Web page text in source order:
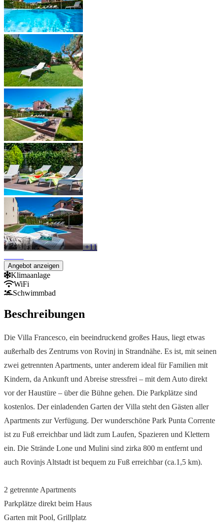
+11
Angebot anzeigen
Klimaanlage
WiFi
Schwimmbad
Beschreibungen
Die Villa Francesco, ein beeindruckend großes Haus, liegt etwas
außerhalb des Zentrums von Rovinj in Strandnähe. Es ist, mit seinen
zwei getrennten Apartments, unter anderem ideal für Familien mit
Kindern, da Ankunft und Abreise stressfrei – mit dem Auto direkt
vor der Haustüre – über die Bühne gehen. Die Parkplätze sind
kostenlos. Der einladenden Garten der Villa steht den Gästen aller
Apartments zur Verfügung. Der wunderschöne Park Punta Corrente
ist zu Fuß erreichbar und lädt zum Laufen, Spazieren und Klettern
ein. Die Strände Lone und Mulini sind zirka 800 m entfernt und
auch Rovinjs Altstadt ist bequem zu Fuß erreichbar (ca.1,5 km).
2 getrennte Apartments
Parkplätze direkt beim Haus
Garten mit Pool, Grillplatz